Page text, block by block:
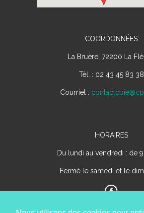
COORDONNÉES
La Bruère, 72200 La
Tél. : 02 43 45 83 38
Courriel :
HORAIRES
Du lundi au vendredi : de
Fermé le samedi et le